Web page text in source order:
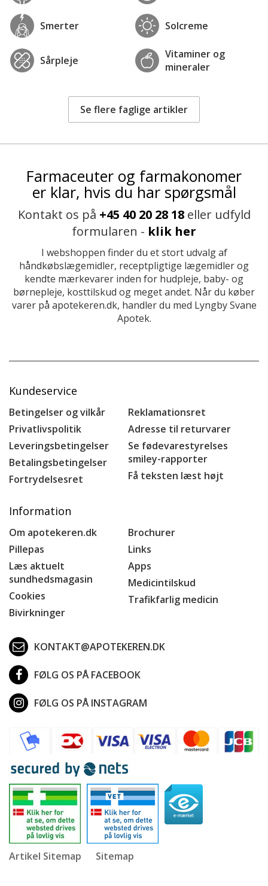
Smerter Solcreme
Sårpleje
Vitaminer og
mineraler
Se flere faglige artikler
Farmaceuter og farmakonomer
er klar, hvis du har spørgsmål
Kontakt os på +45 40 20 28 18eller udfyld
formularen - klik her
I webshoppen finder du et stort udvalg af
håndkøbslægemidler, receptpligtige lægemidler og
kendte mærkevarer inden for hudpleje, baby- og
børnepleje, kosttilskud og meget andet. Når du køber
varer på apotekeren.dk, handler du med Lyngby Svane
Apotek.
Kundeservice
Betingelser og vilkår
Privatlivspolitik
Leveringsbetingelser
Betalingsbetingelser
Fortrydelsesret
Reklamationsret
Adresse til returvarer
Se fødevarestyrelses
smiley-rapporter
Få teksten læst højt
Information
Om apotekeren.dk
Pillepas
Læs aktuelt
sundhedsmagasin
Cookies
Bivirkninger
Brochurer
Links
Apps
Medicintilskud
Trafikfarlig medicin
KONTAKT@APOTEKEREN.DK
FØLG OS PÅ FACEBOOK
FØLG OS PÅ INSTAGRAM
Artikel Sitemap Sitemap